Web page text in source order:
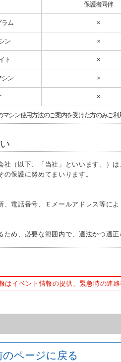
保護者同伴
ラム ×
ン ×
ト ×
シン ×
×
シン使用方法のご案内を受けた方のみご利
、自己責任で利用できる。
トゥー）が入っていない。
社（以下、「当社」といいます。）
保護に努めてまいります。
、電話番号、Ｅメールアドレス等に
ため、必要な範囲内で、適法かつ適
セリングを含む）等、新商品・サー
ト調査のため
加工したうえでの統計的なデータの
イベント情報の提供、緊急時の連
のページに戻る